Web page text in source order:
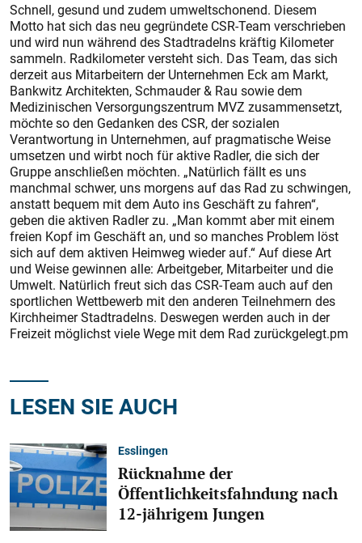
Schnell, gesund und zudem umweltschonend. Diesem
Motto hat sich das neu gegründete CSR-Team verschrieben
und wird nun während des Stadtradelns kräftig Kilometer
sammeln. Radkilometer versteht sich. Das Team, das sich
derzeit aus Mitarbeitern der Unternehmen Eck am Markt,
Bankwitz Architekten, Schmauder & Rau sowie dem
Medizinischen Versorgungszentrum MVZ zusammensetzt,
möchte so den Gedanken des CSR, der sozialen
Verantwortung in Unternehmen, auf pragmatische Weise
umsetzen und wirbt noch für aktive Radler, die sich der
Gruppe anschließen möchten. „Natürlich fällt es uns
manchmal schwer, uns morgens auf das Rad zu schwingen,
anstatt bequem mit dem Auto ins Geschäft zu fahren“,
geben die aktiven Radler zu. „Man kommt aber mit einem
freien Kopf im Geschäft an, und so manches Problem löst
sich auf dem aktiven Heimweg wieder auf.“ Auf diese Art
und Weise gewinnen alle: Arbeitgeber, Mitarbeiter und die
Umwelt. Natürlich freut sich das CSR-Team auch auf den
sportlichen Wettbewerb mit den anderen Teilnehmern des
Kirchheimer Stadtradelns. Deswegen werden auch in der
Freizeit möglichst viele Wege mit dem Rad zurückgelegt.pm
LESEN SIE AUCH
Esslingen
Rücknahme der
Öffentlichkeitsfahndung nach
12-jährigem Jungen